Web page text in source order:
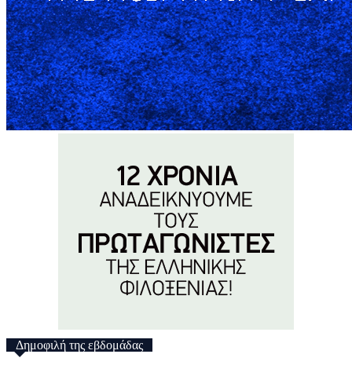
Δημοφιλή της εβδομάδας